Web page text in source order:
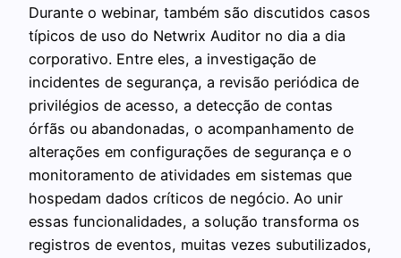
Durante o webinar, também são discutidos casos
típicos de uso do Netwrix Auditor no dia a dia
corporativo. Entre eles, a investigação de
incidentes de segurança, a revisão periódica de
privilégios de acesso, a detecção de contas
órfãs ou abandonadas, o acompanhamento de
alterações em configurações de segurança e o
monitoramento de atividades em sistemas que
hospedam dados críticos de negócio. Ao unir
essas funcionalidades, a solução transforma os
registros de eventos, muitas vezes subutilizados,